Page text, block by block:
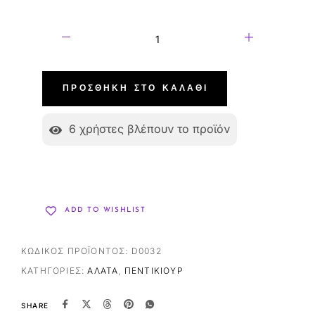
ΠΡΟΣΘΉΚΗ ΣΤΟ ΚΑΛΆΘΙ
6 χρήστες βλέπουν το προϊόν
ADD TO WISHLIST
ΚΩΔΙΚΌΣ ΠΡΟΪΌΝΤΟΣ: D0032
ΚΑΤΗΓΟΡΊΕΣ:ΆΛΑΤΑ, ΠΕΝΤΙΚΙΟΎΡ
SHARE